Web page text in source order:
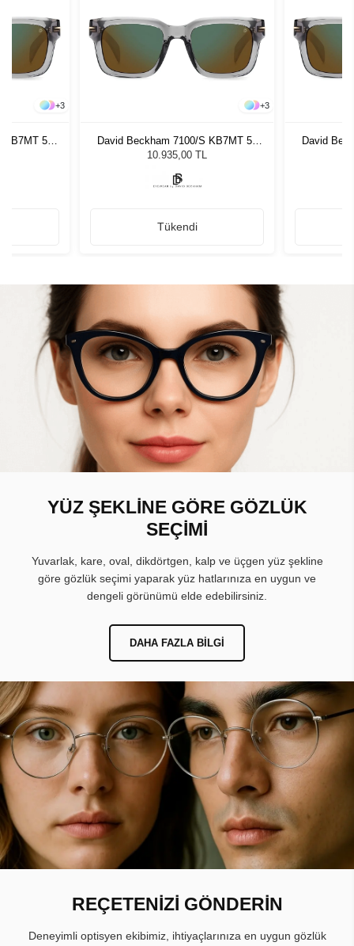
+3
52
+3
David Beckham 7100/S KB7MT 52
Unisex Güneş Gözlüğü
10.935,00 TL
Tükendi
David
YÜZ ŞEKLİNE GÖRE GÖZLÜK
SEÇİMİ
Yuvarlak, kare, oval, dikdörtgen, kalp ve üçgen yüz şekline
göre gözlük seçimi yaparak yüz hatlarınıza en uygun ve
dengeli görünümü elde edebilirsiniz.
DAHA FAZLA BILGI
REÇETENİZİ GÖNDERİN
Deneyimli optisyen ekibimiz, ihtiyaçlarınıza en uygun gözlük